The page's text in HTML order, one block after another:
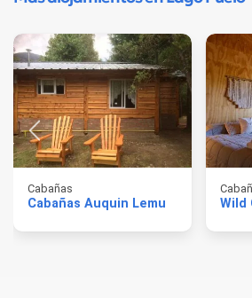
Cabañas
Cabañas Auquin Lemu Wild